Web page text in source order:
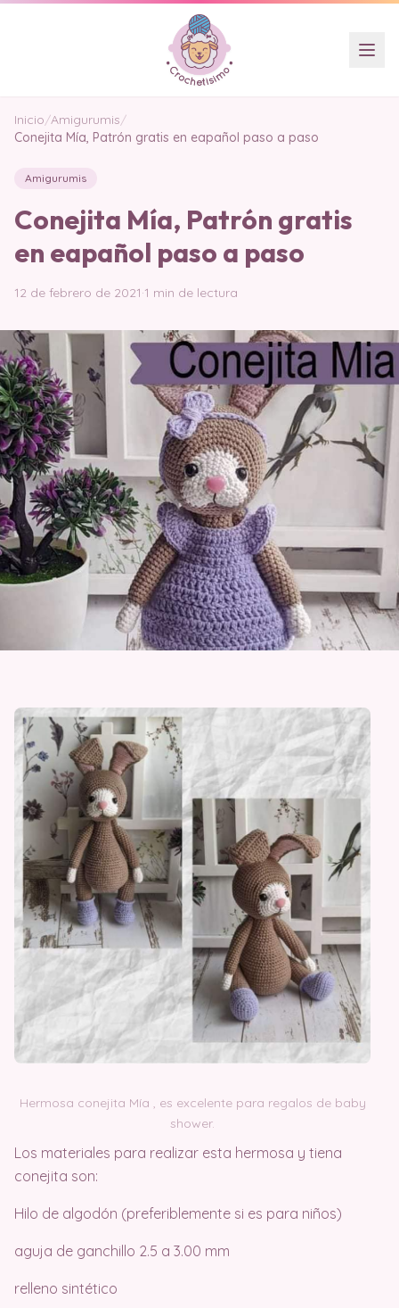
Inicio/Amigurumis/
Conejita Mía, Patrón gratis en eapañol paso a paso
Amigurumis
Conejita Mía, Patrón gratis
en eapañol paso a paso
12 de febrero de 2021·1 min de lectura
Hermosa conejita Mía , es excelente para regalos de baby
shower.
Los materiales para realizar esta hermosa y tiena
conejita son:
Hilo de algodón (preferiblemente si es para niños)
aguja de ganchillo 2.5 a 3.00 mm
relleno sintético